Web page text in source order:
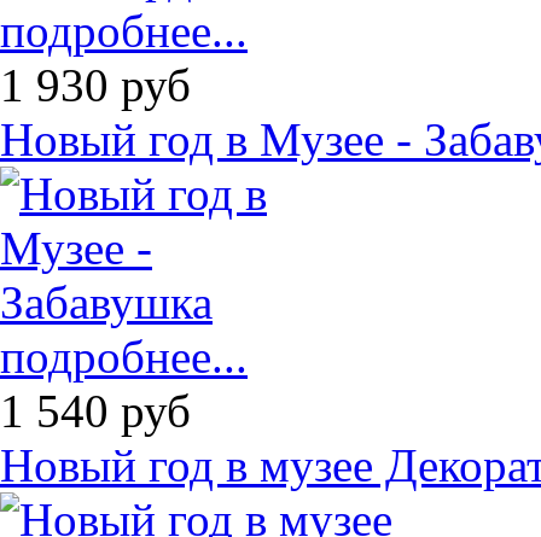
подробнее...
1 930 руб
Новый год в Музее -
подробнее...
1 540 руб
Новый год в музее